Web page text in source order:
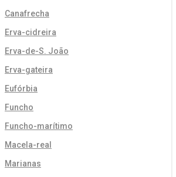
Canafrecha
Erva-cidreira
Erva-de-S. João
Erva-gateira
Eufórbia
Funcho
Funcho-marítimo
Macela-real
Marianas